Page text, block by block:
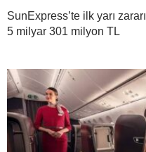
SunExpress’te ilk yarı zararı
5 milyar 301 milyon TL